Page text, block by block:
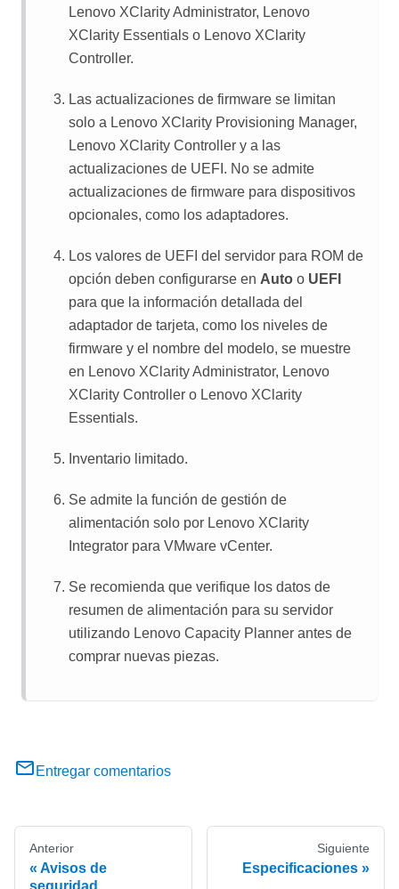
Lenovo XClarity Administrator, Lenovo
XClarity Essentials o Lenovo XClarity
Controller.
Las actualizaciones de firmware se limitan
solo a Lenovo XClarity Provisioning Manager,
Lenovo XClarity Controller y a las
actualizaciones de UEFI. No se admite
actualizaciones de firmware para dispositivos
opcionales, como los adaptadores.
Los valores de UEFI del servidor para ROM de
opción deben configurarse en Auto o UEFI
para que la información detallada del
adaptador de tarjeta, como los niveles de
firmware y el nombre del modelo, se muestre
en Lenovo XClarity Administrator, Lenovo
XClarity Controller o Lenovo XClarity
Essentials.
Inventario limitado.
Se admite la función de gestión de
alimentación solo por Lenovo XClarity
Integrator para VMware vCenter.
Se recomienda que verifique los datos de
resumen de alimentación para su servidor
utilizando Lenovo Capacity Planner antes de
comprar nuevas piezas.
Entregar comentarios
Anterior
Avisos de
Siguiente
Especificaciones